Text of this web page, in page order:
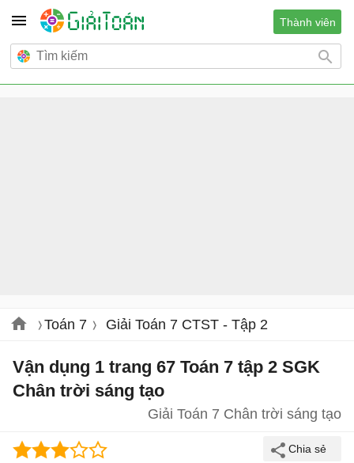
Thành viên
Toán 7 Giải Toán 7 CTST - Tập 2
Vận dụng 1 trang 67 Toán 7 tập 2 SGK
Chân trời sáng tạo
Giải Toán 7 Chân trời sáng tạo